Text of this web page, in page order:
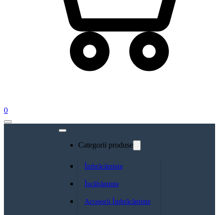
0
Categorii produse
Îmbrăcăminte
Încălțăminte
Accesorii Îmbrăcăminte